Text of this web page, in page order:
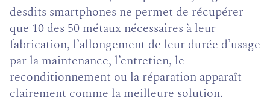
desdits smartphones ne permet de récupérer
que 10 des 50 métaux nécessaires à leur
fabrication, l’allongement de leur durée d’usage
par la maintenance, l’entretien, le
reconditionnement ou la réparation apparaît
clairement comme la meilleure solution.